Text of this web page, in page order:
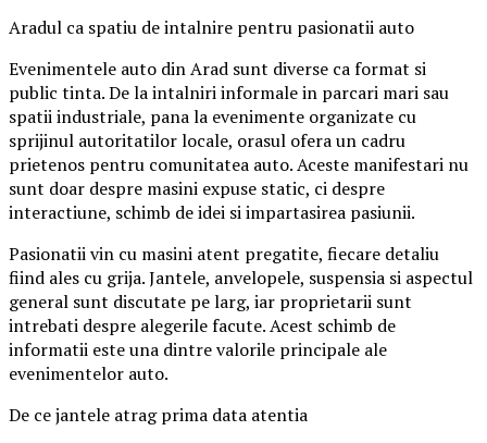
Aradul ca spatiu de intalnire pentru pasionatii auto
Evenimentele auto din Arad sunt diverse ca format si
public tinta. De la intalniri informale in parcari mari sau
spatii industriale, pana la evenimente organizate cu
sprijinul autoritatilor locale, orasul ofera un cadru
prietenos pentru comunitatea auto. Aceste manifestari nu
sunt doar despre masini expuse static, ci despre
interactiune, schimb de idei si impartasirea pasiunii.
Pasionatii vin cu masini atent pregatite, fiecare detaliu
fiind ales cu grija. Jantele, anvelopele, suspensia si aspectul
general sunt discutate pe larg, iar proprietarii sunt
intrebati despre alegerile facute. Acest schimb de
informatii este una dintre valorile principale ale
evenimentelor auto.
De ce jantele atrag prima data atentia